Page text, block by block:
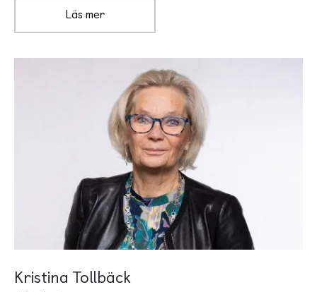
Läs mer
Kristina Tollbäck